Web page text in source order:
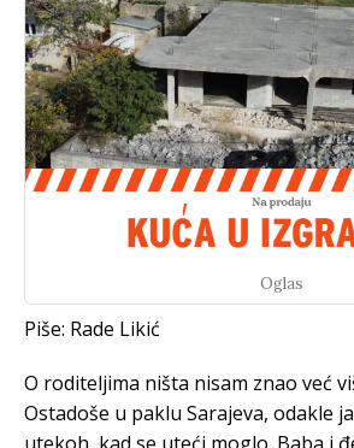
Oglas
Piše: Rade Likić
O roditeljima ništa nisam znao već
Ostadoše u paklu Sarajeva, odakle